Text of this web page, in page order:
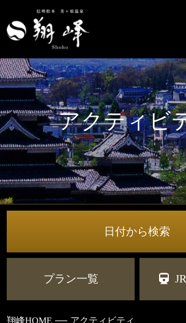
アクティビ
日付から検索
プラン一覧
翔峰HOME アクティビティ